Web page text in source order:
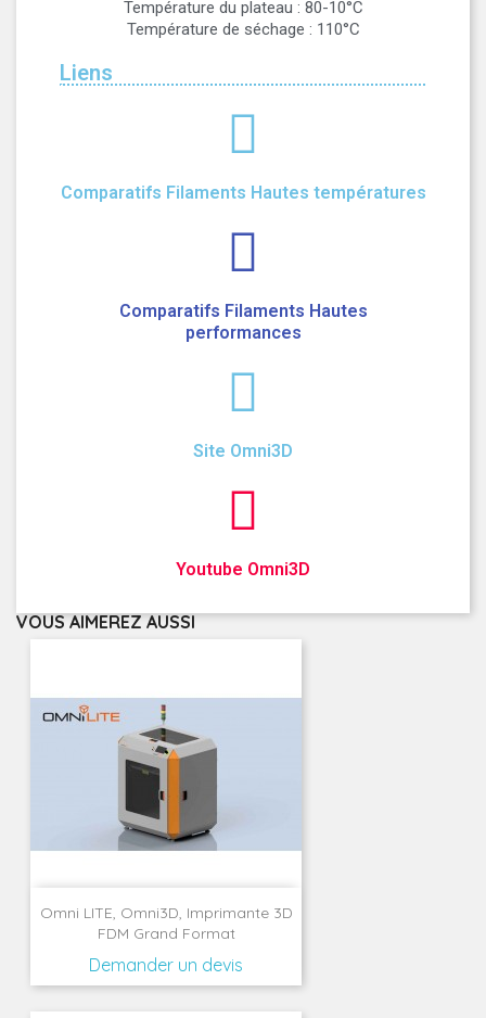
Température du plateau : 80-10°C
Température de séchage : 110°C
Liens
Comparatifs Filaments Hautes températures
Comparatifs Filaments Hautes
performances
Site Omni3D
Youtube Omni3D
VOUS AIMEREZ AUSSI
Omni LITE, Omni3D, Imprimante 3D
FDM Grand Format
Demander un devis